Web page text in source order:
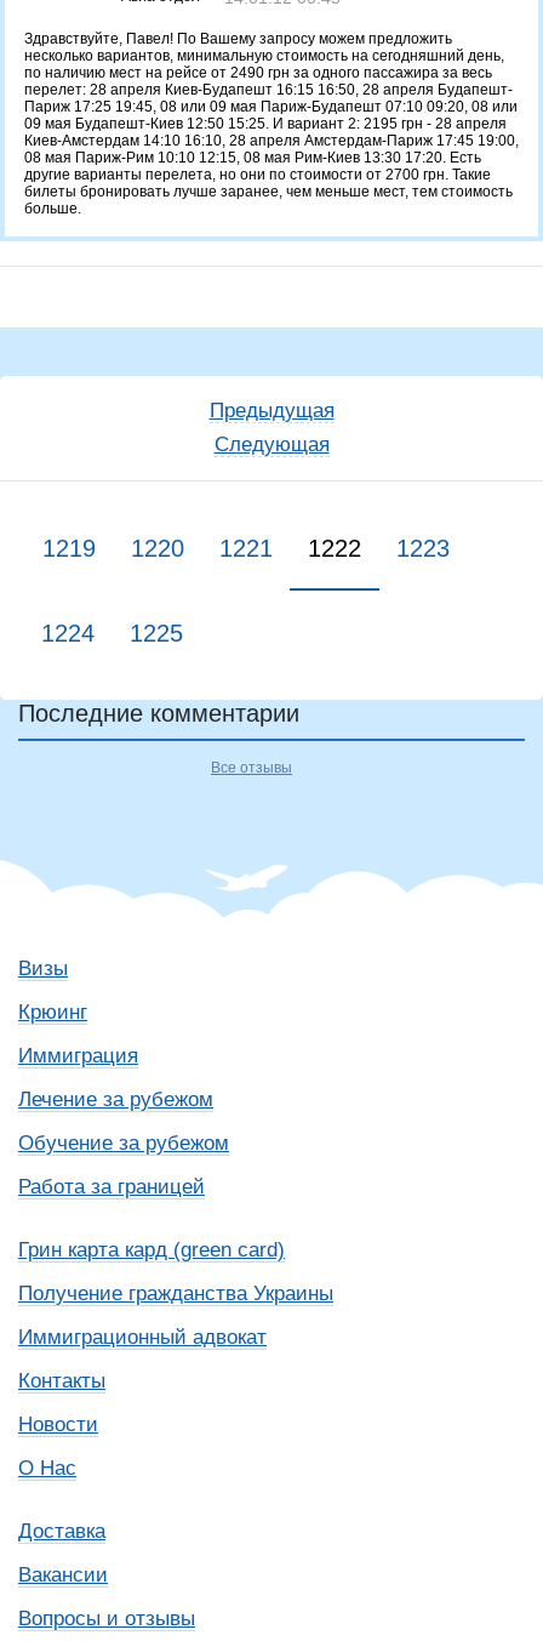
Здравствуйте, Павел! По Вашему запросу можем предложить
несколько вариантов, минимальную стоимость на сегодняшний день,
по наличию мест на рейсе от 2490 грн за одного пассажира за весь
перелет: 28 апреля Киев-Будапешт 16:15 16:50, 28 апреля Будапешт-
Париж 17:25 19:45, 08 или 09 мая Париж-Будапешт 07:10 09:20, 08 или
09 мая Будапешт-Киев 12:50 15:25. И вариант 2: 2195 грн - 28 апреля
Киев-Амстердам 14:10 16:10, 28 апреля Амстердам-Париж 17:45 19:00,
08 мая Париж-Рим 10:10 12:15, 08 мая Рим-Киев 13:30 17:20. Есть
другие варианты перелета, но они по стоимости от 2700 грн. Такие
билеты бронировать лучше заранее, чем меньше мест, тем стоимость
больше.
Предыдущая
Следующая
1219 1220 1221 1222 1223
1224 1225
Последние комментарии
Все отзывы
Визы
Крюинг
Иммиграция
Лечение за рубежом
Обучение за рубежом
Работа за границей
Грин карта кард (green card)
Получение гражданства Украины
Иммиграционный адвокат
Контакты
Новости
О Нас
Доставка
Вакансии
Вопросы и отзывы